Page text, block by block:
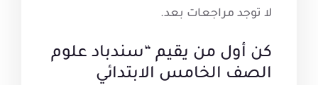
لا توجد مراجعات بعد.
كن أول من يقيم “سندباد علوم
الصف الخامس الابتدائي